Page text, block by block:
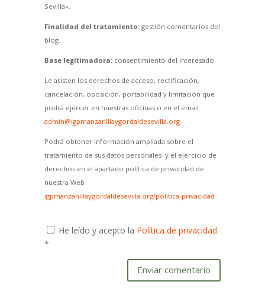
Sevilla».
Finalidad del tratamiento:gestión comentarios del
blog.
Base legitimadora:consentimiento del interesado.
Le asisten los derechos de acceso, rectificación,
cancelación, oposición, portabilidad y limitación que
podrá ejercer en nuestras oficinas o en el email:
admin@igpmanzanillaygordaldesevilla.org
Podrá obtener información ampliada sobre el
tratamiento de sus datos personales y el ejercicio de
derechos en el apartado política de privacidad de
nuestra Web
igpmanzanillaygordaldesevilla.org/politica-privacidad
He leído y acepto la Política de privacidad
*
Enviar comentario